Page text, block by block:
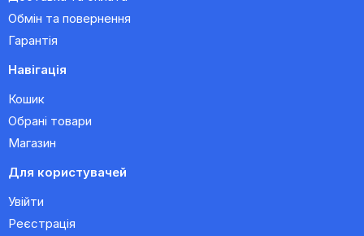
Обмін та повернення
Гарантія
Навігація
Кошик
Обрані товари
Магазин
Для користувачей
Увійти
Реєстрація